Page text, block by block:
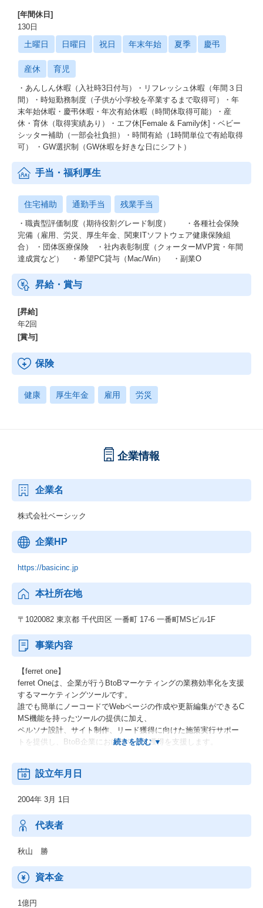
[年間休日]
130日
土曜日 日曜日 祝日 年末年始 夏季 慶弔
産休 育児
・あんしん休暇（入社時3日付与）・リフレッシュ休暇（年間３日
間）・時短勤務制度（子供が小学校を卒業するまで取得可）・年
末年始休暇・慶弔休暇・年次有給休暇（時間休取得可能）・産
休・育休（取得実績あり）・エフ休[Female & Family休]・ベビー
シッター補助（一部会社負担）・時間有給（1時間単位で有給取得
可） ・GW選択制（GW休暇を好きな日にシフト）
手当・福利厚生
住宅補助 通勤手当 残業手当
・職責型評価制度（期待役割グレード制度） ・各種社会保険
完備（雇用、労災、厚生年金、関東ITソフトウェア健康保険組
合） ・団体医療保険 ・社内表彰制度（クォーターMVP賞・年間
達成賞など） ・希望PC貸与（Mac/Win） ・副業O
昇給・賞与
[昇給]
年2回
[賞与]
保険
健康 厚生年金 雇用 労災
企業情報
企業名
株式会社ベーシック
企業HP
https://basicinc.jp
本社所在地
〒1020082 東京都 千代田区 一番町 17-6 一番町MSビル1F
事業内容
【ferret one】
ferret Oneは、企業が行うBtoBマーケティングの業務効率化を支援
するマーケティングツールです。
誰でも簡単にノーコードでWebページの作成や更新編集ができるC
MS機能を持ったツールの提供に加え、
ペルソナ設計、サイト制作、リード獲得に向けた施策実行サポー
トを提供し、BtoB企業におけるリード獲得を支援します。
【form run 】
formrunは、フォーム作成からフォームに入力された顧客情報の管
スタートアップから上場老舗企業様まで幅広い層のお客様に導入
いただき、サービスローンチから4年で100,000ユーザー突破を実
現しました。
【ferret】
設立年月日
2004年 3月 1日
代表者
秋山 勝
資本金
1億円